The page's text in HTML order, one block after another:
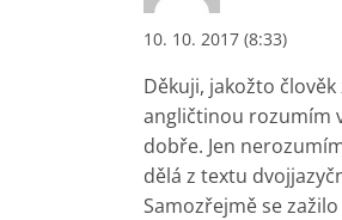
10. 10. 2017 (8:33)
Děkuji, jakožto člověk
angličtinou rozumím
dobře. Jen
dělá z textu
Samozřejmě se